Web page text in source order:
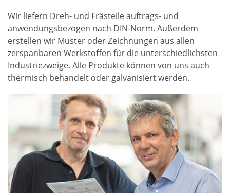
Wir liefern Dreh- und Frästeile auftrags- und
anwendungsbezogen nach DIN-Norm. Außerdem
erstellen wir Muster oder Zeichnungen aus allen
zerspanbaren Werkstoffen für die unterschiedlichsten
Industriezweige. Alle Produkte können von uns auch
thermisch behandelt oder galvanisiert werden.